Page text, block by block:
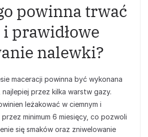
powinna trwać
prawidłowe
nalewki?
maceracji powinna być wykonana
przez kilka warstw gazy.
leżakować w ciemnym i
przez minimum 6 miesięcy, co pozwoli
się smaków oraz zniwelowanie